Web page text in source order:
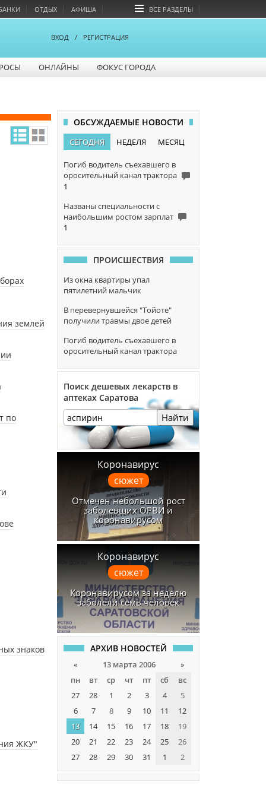
ОТДЫХ АФИША ВСЕ РАЗДЕЛЫ
ВХОД / РЕГИСТРАЦИЯ
ОНЛАЙНЫ ФОКУС ГОРОДА
землей
по
знаков
ЖКУ"
ОБСУЖДАЕМЫЕ НОВОСТИ
СЕГОДНЯ НЕДЕЛЯ МЕСЯЦ
Погиб водитель съехавшего в
оросительный канал трактора
1
Названы специальности с
наибольшим ростом зарплат
1
ПРОИСШЕСТВИЯ
Из окна квартиры упал
пятилетний мальчик
В перевернувшейся "Тойоте"
получили травмы двое детей
Погиб водитель съехавшего в
оросительный канал трактора
Поиск дешевых лекарств в
аптеках Саратова
Найти
Коронавирус
сюжет
Отмечен небольшой рост
заболевших ОРВИ и
коронавирусом
Коронавирус
сюжет
Коронавирусом за неделю
заболели семь человек
АРХИВ НОВОСТЕЙ
« 13 марта 2006
»
пн
вт ср чт пт сб
вс
27
28 1 2 3 4
5
6
7 8 9 10 11
12
13
14 15 16 17 18
19
20
21 22 23 24 25
26
27
28 29 30 31 1 2